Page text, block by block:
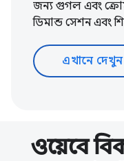
জন্য গুগল এবং
ডিমান্ড সেশন এবং
এখানে দেখুন
ওয়েবে